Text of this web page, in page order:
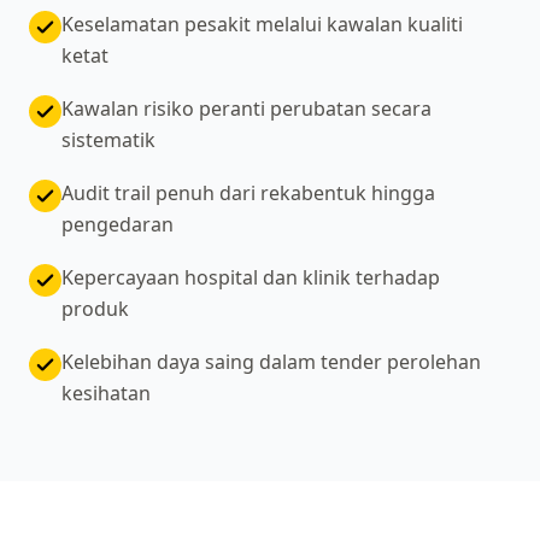
Keselamatan pesakit melalui kawalan kualiti
ketat
Kawalan risiko peranti perubatan secara
sistematik
Audit trail penuh dari rekabentuk hingga
pengedaran
Kepercayaan hospital dan klinik terhadap
produk
Kelebihan daya saing dalam tender perolehan
kesihatan